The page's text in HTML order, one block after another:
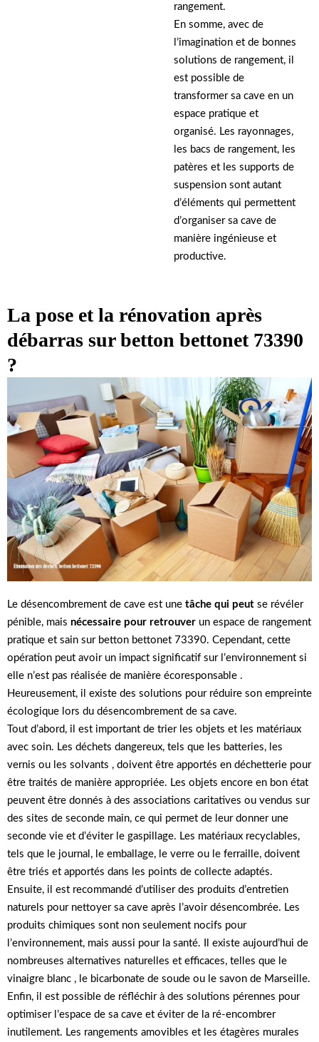
rangement.
En somme, avec de
l’imagination et de bonnes
solutions de rangement, il
est possible de
transformer sa cave en un
espace pratique et
organisé. Les rayonnages,
les bacs de rangement, les
patères et les supports de
suspension sont autant
d’éléments qui permettent
d’organiser sa cave de
manière ingénieuse et
productive.
La pose et la rénovation après
débarras sur betton bettonet 73390
?
Le désencombrement de cave est une tâche qui peut se révéler
pénible, mais nécessaire pour retrouver un espace de rangement
pratique et sain sur betton bettonet 73390. Cependant, cette
opération peut avoir un impact significatif sur l’environnement si
elle n’est pas réalisée de manière écoresponsable .
Heureusement, il existe des solutions pour réduire son empreinte
écologique lors du désencombrement de sa cave.
Tout d’abord, il est important de trier les objets et les matériaux
avec soin. Les déchets dangereux, tels que les batteries, les
vernis ou les solvants , doivent être apportés en déchetterie pour
être traités de manière appropriée. Les objets encore en bon état
peuvent être donnés à des associations caritatives ou vendus sur
des sites de seconde main, ce qui permet de leur donner une
seconde vie et d’éviter le gaspillage. Les matériaux recyclables,
tels que le journal, le emballage, le verre ou le ferraille, doivent
être triés et apportés dans les points de collecte adaptés.
Ensuite, il est recommandé d’utiliser des produits d’entretien
naturels pour nettoyer sa cave après l’avoir désencombrée. Les
produits chimiques sont non seulement nocifs pour
l’environnement, mais aussi pour la santé. Il existe aujourd’hui de
nombreuses alternatives naturelles et efficaces, telles que le
vinaigre blanc , le bicarbonate de soude ou le savon de Marseille.
Enfin, il est possible de réfléchir à des solutions pérennes pour
optimiser l’espace de sa cave et éviter de la ré-encombrer
inutilement. Les rangements amovibles et les étagères murales